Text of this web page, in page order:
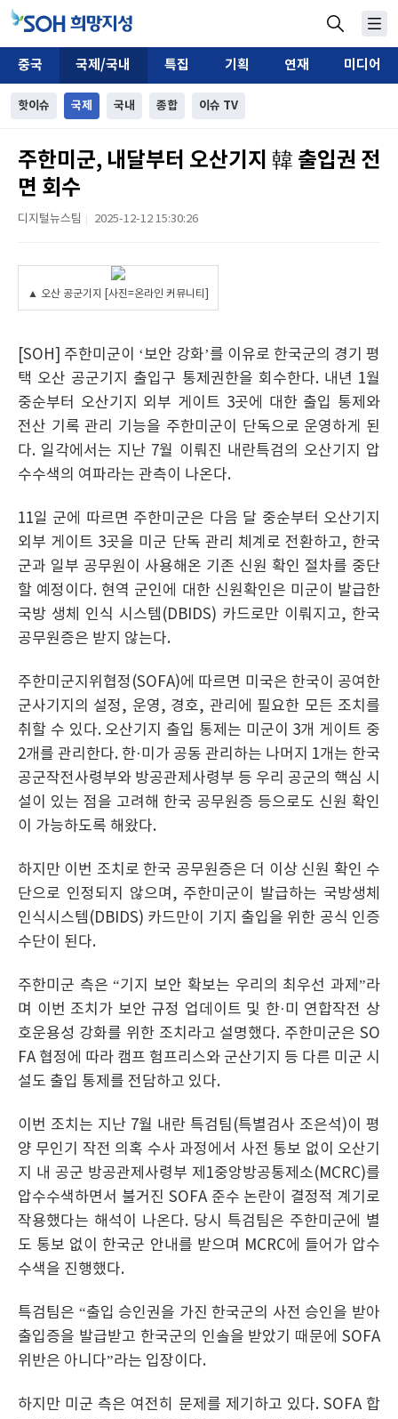
중국 국제/국내 특집 기획 연재 미디어
핫이슈 국제 국내 종합 이슈 TV
주한미군, 내달부터 오산기지 韓 출입권 전
면 회수
디지털뉴스팀 2025-12-12 15:30:26
▲ 오산 공군기지 [사진=온라인 커뮤니티]
[SOH] 주한미군이 ‘보안 강화’를 이유로 한국군의 경기 평
택 오산 공군기지 출입구 통제권한을 회수한다. 내년 1월
중순부터 오산기지 외부 게이트 3곳에 대한 출입 통제와
전산 기록 관리 기능을 주한미군이 단독으로 운영하게 된
다. 일각에서는 지난 7월 이뤄진 내란특검의 오산기지 압
수수색의 여파라는 관측이 나온다.
11일 군에 따르면 주한미군은 다음 달 중순부터 오산기지
외부 게이트 3곳을 미군 단독 관리 체계로 전환하고, 한국
군과 일부 공무원이 사용해온 기존 신원 확인 절차를 중단
할 예정이다. 현역 군인에 대한 신원확인은 미군이 발급한
국방 생체 인식 시스템(DBIDS) 카드로만 이뤄지고, 한국
공무원증은 받지 않는다.
주한미군지위협정(SOFA)에 따르면 미국은 한국이 공여한
군사기지의 설정, 운영, 경호, 관리에 필요한 모든 조치를
취할 수 있다. 오산기지 출입 통제는 미군이 3개 게이트 중
2개를 관리한다. 한·미가 공동 관리하는 나머지 1개는 한국
공군작전사령부와 방공관제사령부 등 우리 공군의 핵심 시
설이 있는 점을 고려해 한국 공무원증 등으로도 신원 확인
이 가능하도록 해왔다.
하지만 이번 조치로 한국 공무원증은 더 이상 신원 확인 수
단으로 인정되지 않으며, 주한미군이 발급하는 국방생체
인식시스템(DBIDS) 카드만이 기지 출입을 위한 공식 인증
수단이 된다.
주한미군 측은 “기지 보안 확보는 우리의 최우선 과제”라
며 이번 조치가 보안 규정 업데이트 및 한·미 연합작전 상
호운용성 강화를 위한 조치라고 설명했다. 주한미군은 SO
FA 협정에 따라 캠프 험프리스와 군산기지 등 다른 미군 시
설도 출입 통제를 전담하고 있다.
이번 조치는 지난 7월 내란 특검팀(특별검사 조은석)이 평
양 무인기 작전 의혹 수사 과정에서 사전 통보 없이 오산기
지 내 공군 방공관제사령부 제1중앙방공통제소(MCRC)를
압수수색하면서 불거진 SOFA 준수 논란이 결정적 계기로
작용했다는 해석이 나온다. 당시 특검팀은 주한미군에 별
도 통보 없이 한국군 안내를 받으며 MCRC에 들어가 압수
수색을 진행했다.
특검팀은 “출입 승인권을 가진 한국군의 사전 승인을 받아
출입증을 발급받고 한국군의 인솔을 받았기 때문에 SOFA
위반은 아니다”라는 입장이다.
하지만 미군 측은 여전히 문제를 제기하고 있다. SOFA 합